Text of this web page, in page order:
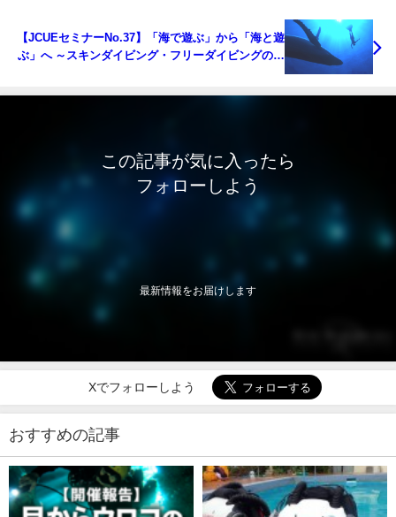
【JCUEセミナーNo.37】「海で遊ぶ」から「海と遊
ぶ」へ ～スキンダイビング・フリーダイビングの世
この記事が気に入ったら
フォローしよう
最新情報をお届けします
Xでフォローしよう
おすすめの記事